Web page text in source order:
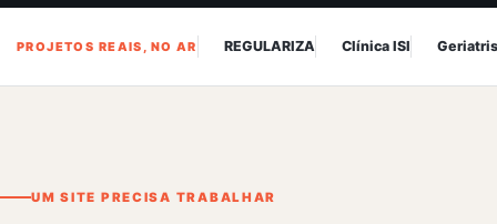
PROJETOS REAIS, NO AR REGULARIZA Clínica ISI Geriatris
UM SITE PRECISA TRABALHAR